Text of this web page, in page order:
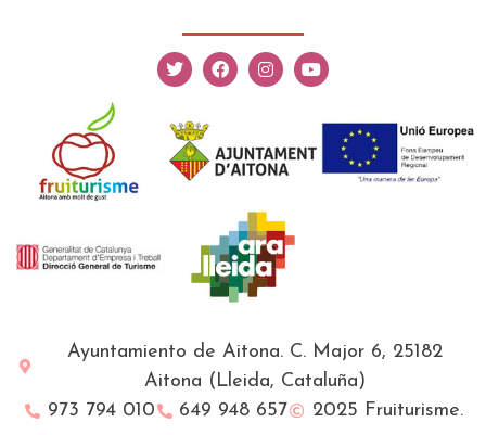
Ayuntamiento de Aitona. C. Major 6, 25182
Aitona (Lleida, Cataluña)
973 794 010
649 948 657 2025 Fruiturisme.